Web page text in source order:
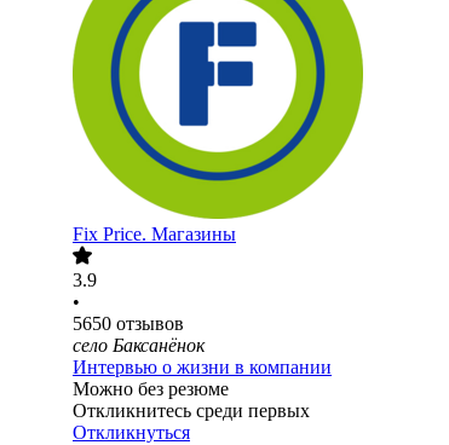
Fix Price. Магазины
3.9
•
5650 отзывов
село Баксанёнок
Интервью о жизни в компании
Можно без резюме
Откликнитесь среди первых
Откликнуться